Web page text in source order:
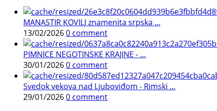
MANASTIR KOVILJ znamenita srpska ...
13/02/20260 comment
PIMNICE NEGOTINSKE KRAJINE - ...
30/01/20260 comment
Svedok vekova nad Ljuboviđom - Rimski ...
29/01/20260 comment